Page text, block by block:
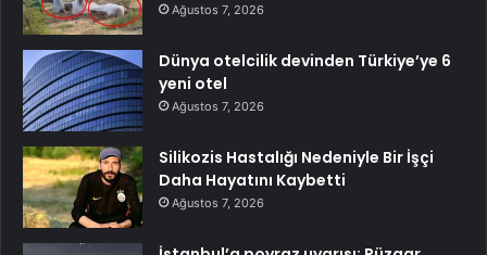
Ağustos 7, 2026
Dünya otelcilik devinden Türkiye’ye 6
yeni otel
Ağustos 7, 2026
Silikozis Hastalığı Nedeniyle Bir İşçi
Daha Hayatını Kaybetti
Ağustos 7, 2026